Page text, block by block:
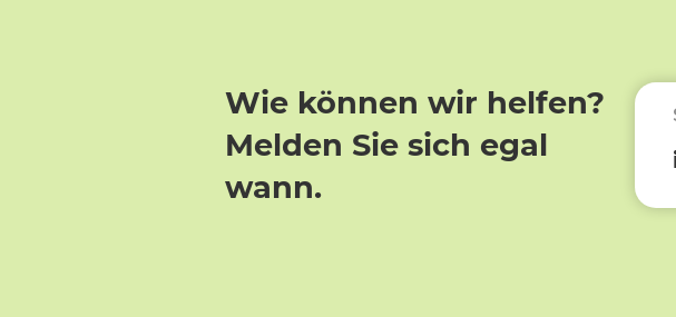
Wie können wir helfen?
Melden Sie sich egal
wann.